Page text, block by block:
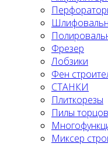
Фрезер
Лобзики
Фен
СТАНКИ
Плиткорезы
Пилы
Миксер